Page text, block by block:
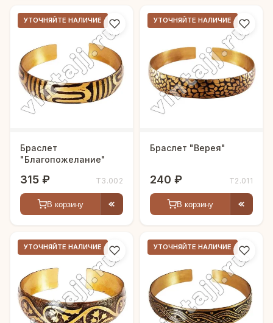
УТОЧНЯЙТЕ НАЛИЧИЕ
Браслет
"Благопожелание"
315 ₽ Т3.002
В корзину
УТОЧНЯЙТЕ НАЛИЧИЕ
Браслет "Верея"
240 ₽ Т2.011
В корзину
УТОЧНЯЙТЕ НАЛИЧИЕ УТОЧНЯЙТЕ НАЛИЧИЕ